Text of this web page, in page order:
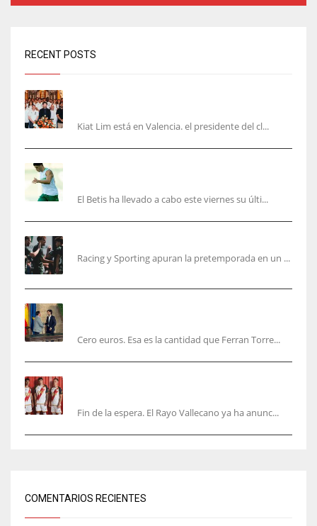
RECENT POSTS
Kiat Lim está en Valencia. el presidente del cl...
El Betis ha llevado a cabo este viernes su últi...
Racing y Sporting apuran la pretemporada en un ...
Cero euros. Esa es la cantidad que Ferran Torre...
Fin de la espera. El Rayo Vallecano ya ha anunc...
COMENTARIOS RECIENTES